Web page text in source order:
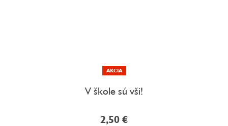
AKCIA
V škole sú vši!
2,50 €